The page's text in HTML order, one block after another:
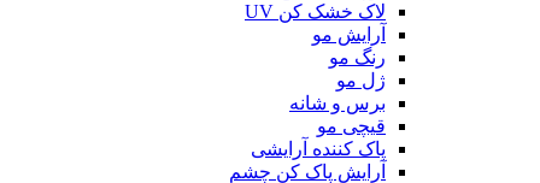
لاک خشک کن UV
آرایش مو
رنگ مو
ژل مو
برس و شانه
قیچی مو
پاک کننده آرایشی
آرایش پاک کن چشم